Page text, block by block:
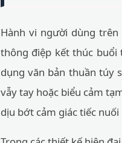
Hành vi người dùng
thông điệp kết thúc buổi
dụng văn bản thuần túy
vẫy tay hoặc biểu cảm
dịu bớt cảm giác tiếc